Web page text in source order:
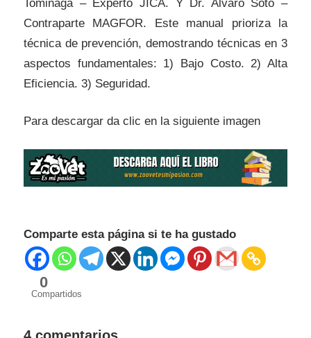
Tominaga – Experto JICA. Y Dr. Alvaro Soto –
Contraparte MAGFOR. Este manual prioriza la
técnica de prevención, demostrando técnicas en 3
aspectos fundamentales: 1) Bajo Costo. 2) Alta
Eficiencia. 3) Seguridad.
Para descargar da clic en la siguiente imagen
Comparte esta página si te ha gustado
0
Compartidos
Animal